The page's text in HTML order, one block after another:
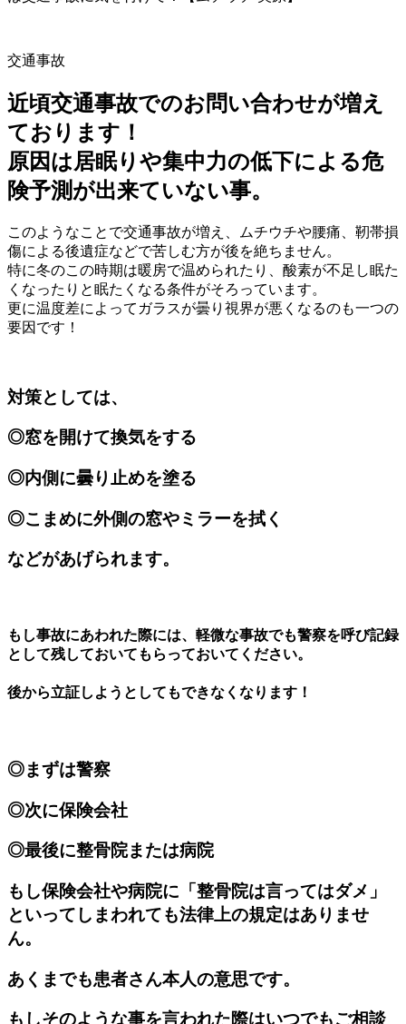
交通事故
近頃交通事故でのお問い合わせが増え
ております！
原因は居眠りや集中力の低下による危
険予測が出来ていない事。
このようなことで交通事故が増え、ムチウチや腰痛、靭帯損
傷による後遺症などで苦しむ方が後を絶ちません。
特に冬のこの時期は暖房で温められたり、酸素が不足し眠た
くなったりと眠たくなる条件がそろっています。
更に温度差によってガラスが曇り視界が悪くなるのも一つの
要因です！
対策としては、
◎窓を開けて換気をする
◎内側に曇り止めを塗る
◎こまめに外側の窓やミラーを拭く
などがあげられます。
もし事故にあわれた際には、軽微な事故でも警察を呼び記録
として残しておいてもらっておいてください。
後から立証しようとしてもできなくなります！
◎まずは警察
◎次に保険会社
◎最後に整骨院または病院
もし保険会社や病院に「整骨院は言ってはダメ」
といってしまわれても法律上の規定はありませ
ん。
あくまでも患者さん本人の意思です。
もしそのような事を言われた際はいつでもご相談